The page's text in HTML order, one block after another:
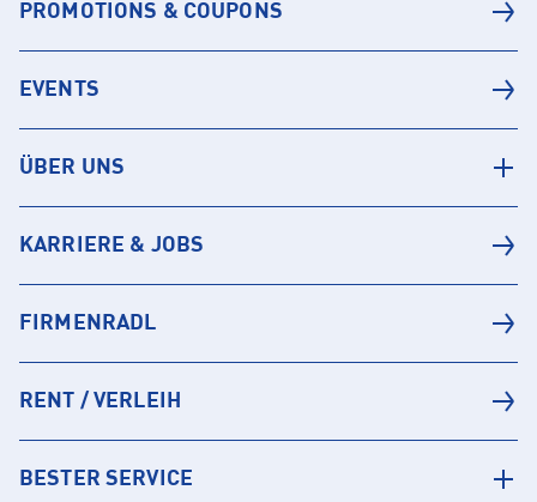
PROMOTIONS & COUPONS
EVENTS
ÜBER UNS
KARRIERE & JOBS
FIRMENRADL
RENT / VERLEIH
BESTER SERVICE